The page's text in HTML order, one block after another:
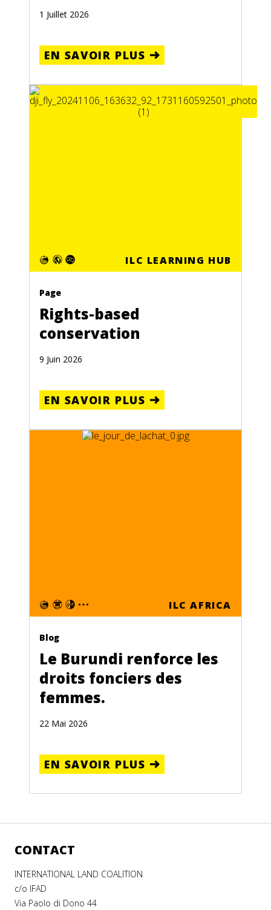
1 Juillet 2026
EN SAVOIR PLUS
ILC LEARNING HUB
Page
Rights-based
conservation
9 Juin 2026
EN SAVOIR PLUS
ILC AFRICA
Blog
Le Burundi renforce les
droits fonciers des
femmes.
22 Mai 2026
EN SAVOIR PLUS
CONTACT
INTERNATIONAL LAND COALITION
c/o IFAD
Via Paolo di Dono 44